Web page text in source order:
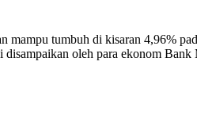
tumbuh di kisaran 4,96%
oleh para ekonom